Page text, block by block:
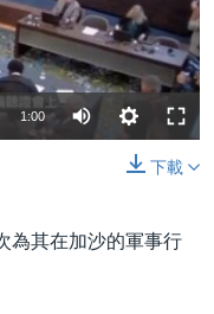
1:00
下載
為其在加沙的軍事行